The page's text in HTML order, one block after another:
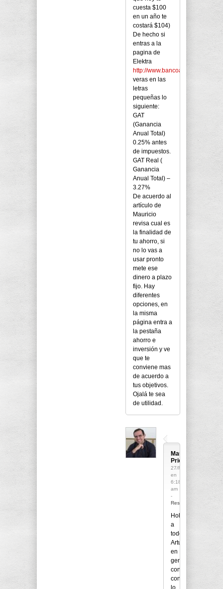
cuesta $100
en un año te
costará $104)
De hecho si
entras a la
pagina de
Elektra
http://
veras en las
letras
pequeñas lo
siguiente:
GAT
(Ganancia
Anual Total)
0.25% antes
de impuestos.
GAT Real (
Ganancia
Anual Total) –
3.27%
De acuerdo al
artículo de
Mauricio
revisa cual es
la finalidad de
tu ahorro, si
no lo vas a
usar pronto
mete ese
dinero a plazo
fijo. Hay
diferentes
opciones, en
la misma
página entra a
la pestaña
ahorro e
inversión y ve
que te
conviene mas
de acuerdo a
tus objetivos.
Ojalá te sea
de utilidad.
Mauricio
Priego
27/Feb/2015
en
6:18
am
-
Responder
Hola
a
todos!
Arturo,
en
general
concuerdo
con